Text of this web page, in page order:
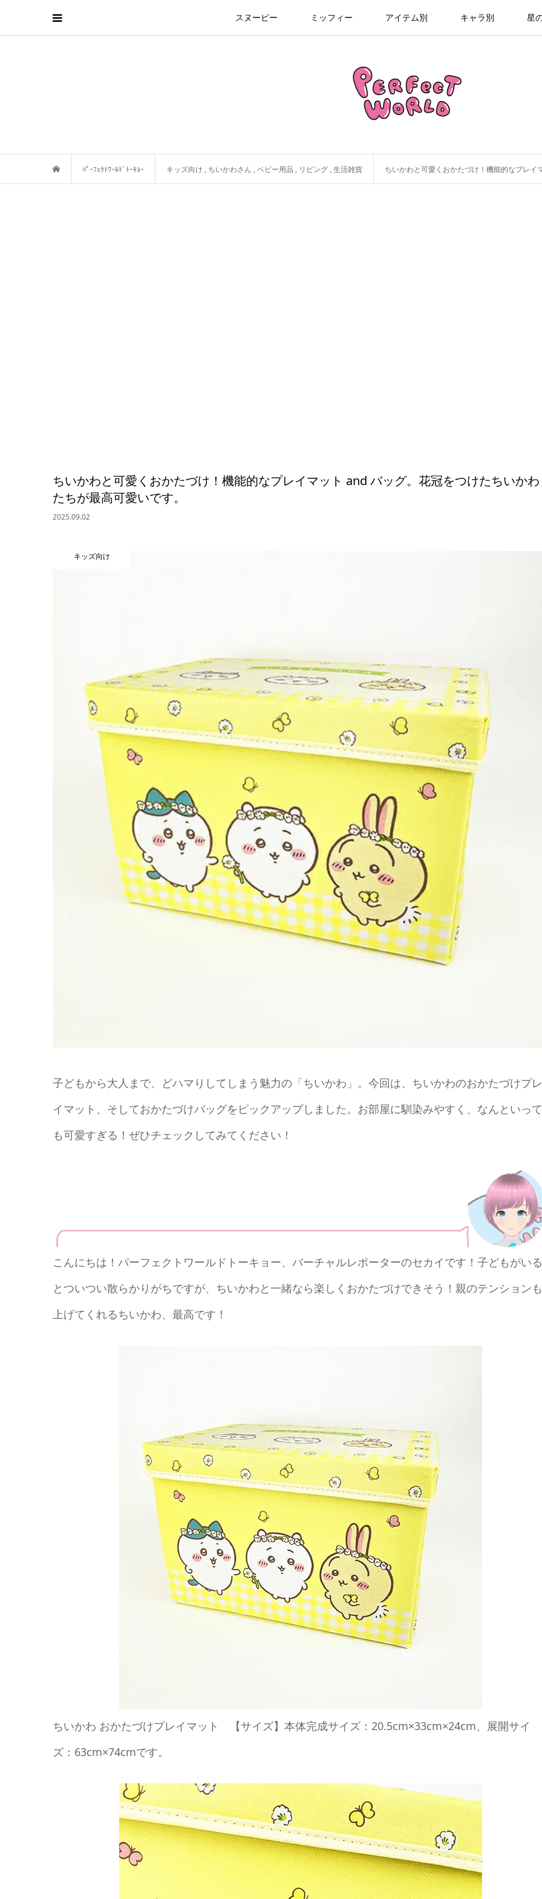
スヌーピー ミッフィー アイテム別 キャラ別 星
ﾊﾟｰﾌｪｸﾄﾜｰﾙﾄﾞﾄｰｷｮｰ キッズ向け , ちいかわさん ,ベビー用品 , リビング ,生活雑貨 ちいかわと可愛くおかたづけ！機能的なプレイ
ちいかわと可愛くおかたづけ！機能的なプレイマット and バッグ。花冠をつけたちいかわ
たちが最高可愛いです。
2025.09.02
キッズ向け
子どもから大人まで、どハマりしてしまう魅力の「ちいかわ」。今回は、ちいかわのおかたづけプレ
イマット、そしておかたづけバッグをピックアップしました。お部屋に馴染みやすく、なんといって
も可愛すぎる！ぜひチェックしてみてください！
こんにちは！パーフェクトワールドトーキョー、バーチャルレポーターのセカイです！子どもがいる
とついつい散らかりがちですが、ちいかわと一緒なら楽しくおかたづけできそう！親のテンションも
上げてくれるちいかわ、最高です！
ちいかわ おかたづけプレイマット 【サイズ】本体完成サイズ：20.5cm×33cm×24cm、展開サイ
ズ：63cm×74cmです。